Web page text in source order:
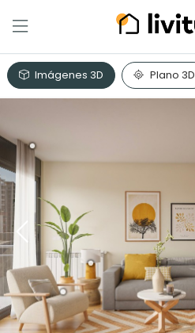
Imágenes 3D Plano 3D